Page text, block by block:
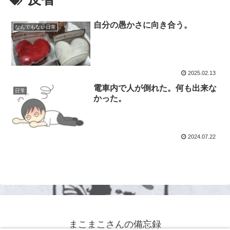
なんでもない日常 自分の愚かさに向き合う。
2025.02.13
日常
電車内で人が倒れた。何も出来な
かった。
2024.07.22
まこまこさんの備忘録